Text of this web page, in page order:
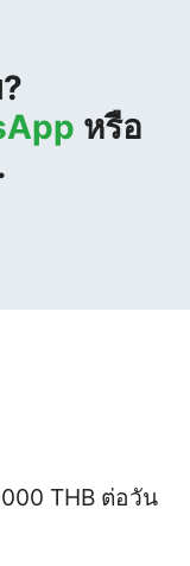
หรือ
THB ต่อวัน